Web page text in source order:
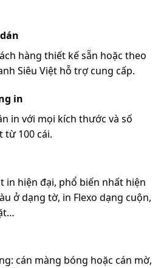
hàng thiết kế sẵn hoặc theo
Siêu Việt hỗ trợ cung cấp.
in
in với mọi kích thước và số
từ 100 cái.
in hiện đại, phổ biến nhất hiện
ở dạng tờ, in Flexo dạng cuộn,
cán màng bóng hoặc cán mờ,